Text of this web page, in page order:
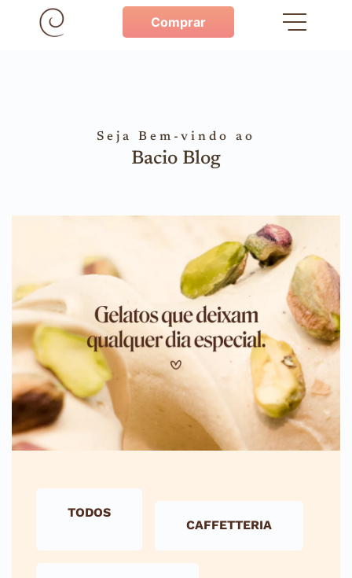
Comprar
Seja Bem-vindo ao
Bacio Blog
TODOS
CAFFETTERIA